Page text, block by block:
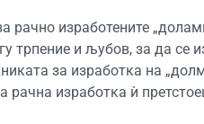
рачно изработените
трпение и љубов, за да се
за изработка на
рачна изработка ѝ